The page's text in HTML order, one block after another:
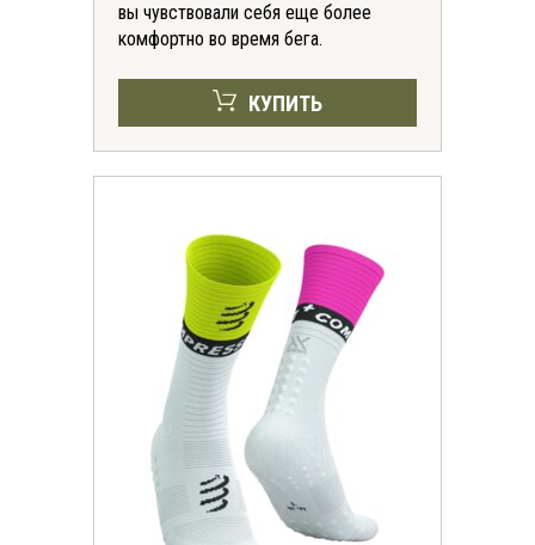
вы чувствовали себя еще более
комфортно во время бега.
КУПИТЬ